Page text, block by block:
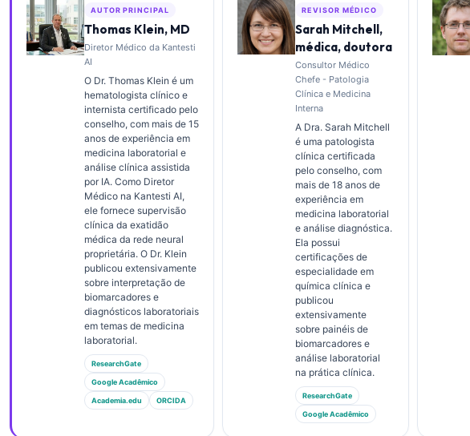
AUTOR PRINCIPAL
Thomas Klein, MD
Diretor Médico da Kantesti
AI
O Dr. Thomas Klein é um
hematologista clínico e
internista certificado pelo
conselho, com mais de 15
anos de experiência em
medicina laboratorial e
análise clínica assistida
por IA. Como Diretor
Médico na Kantesti AI,
ele fornece supervisão
clínica da exatidão
médica da rede neural
proprietária. O Dr. Klein
publicou extensivamente
sobre interpretação de
biomarcadores e
diagnósticos laboratoriais
em temas de medicina
laboratorial.
ResearchGate
Google Acadêmico
Academia.edu ORCIDA
REVISOR MÉDICO
Sarah Mitchell,
médica, doutora
Consultor Médico
Chefe - Patologia
Clínica e Medicina
Interna
A Dra. Sarah Mitchell
é uma patologista
clínica certificada
pelo conselho, com
mais de 18 anos de
experiência em
medicina laboratorial
e análise diagnóstica.
Ela possui
certificações de
especialidade em
química clínica e
publicou
extensivamente
sobre painéis de
biomarcadores e
análise laboratorial
na prática clínica.
ResearchGate
Google Acadêmico